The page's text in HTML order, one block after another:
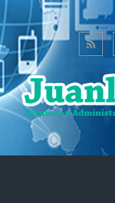
Saltar al contenido